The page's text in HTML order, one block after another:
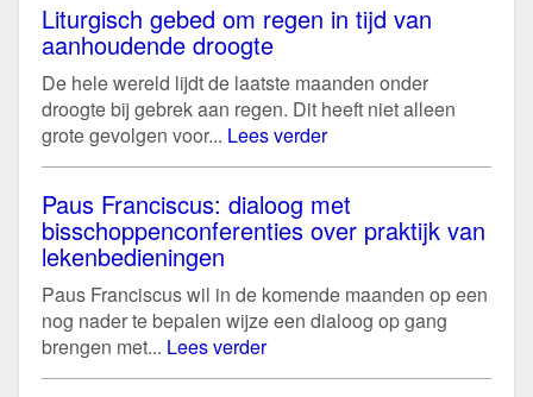
Liturgisch gebed om regen in tijd van
aanhoudende droogte
De hele wereld lijdt de laatste maanden onder
droogte bij gebrek aan regen. Dit heeft niet alleen
grote gevolgen voor... Lees verder
Paus Franciscus: dialoog met
bisschoppenconferenties over praktijk van
lekenbedieningen
Paus Franciscus wil in de komende maanden op een
nog nader te bepalen wijze een dialoog op gang
brengen met... Lees verder